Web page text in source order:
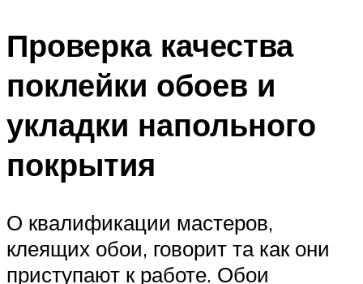
Проверка качества
поклейки обоев и
укладки напольного
покрытия
О квалификации мастеров,
клеящих обои, говорит та как они
приступают к работе. Обои